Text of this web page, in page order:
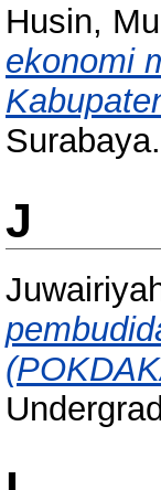
Husin,
ekonomi
Surabaya.
J